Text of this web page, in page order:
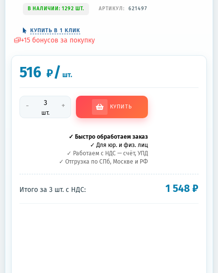
В НАЛИЧИИ: 1292 ШТ. АРТИКУЛ: 621497
КУПИТЬ В 1 КЛИК
+15 бонусов за покупку
516 ₽/ шт.
-
шт.
+ КУПИТЬ
✓ Быстро обработаем заказ
✓ Для юр. и физ. лиц
✓ Работаем с НДС — счёт, УПД
✓ Отгрузка по СПб, Москве и РФ
Итого за 3 шт. с НДС: 1 548₽